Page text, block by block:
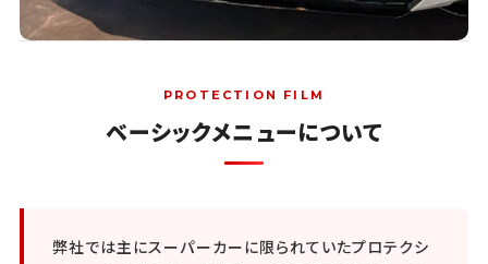
PROTECTION FILM
ベーシックメニューについて
弊社では主にスーパーカーに限られていたプロテクシ